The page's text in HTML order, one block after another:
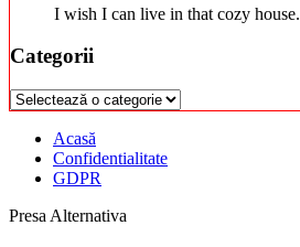
I wish I can live in that cozy house.
Categorii
Categorii
Acasă
Confidentialitate
GDPR
Presa Alternativa